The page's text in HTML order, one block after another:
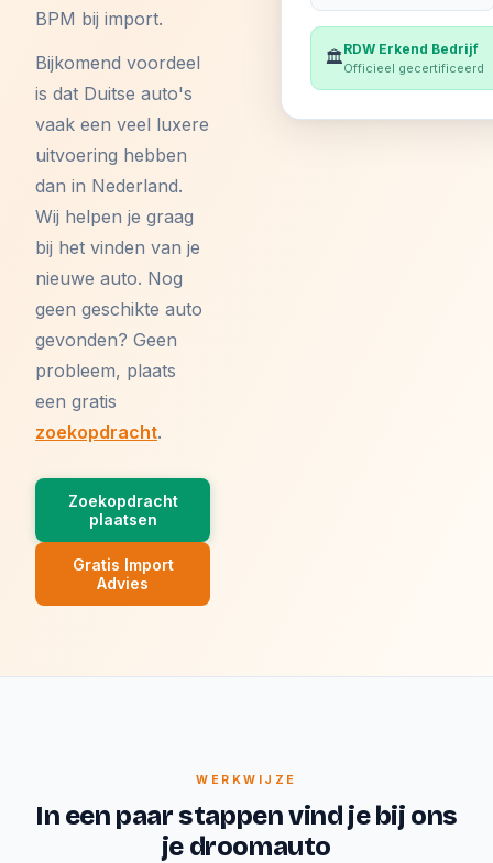
BPM bij import.
Bijkomend voordeel
is dat Duitse auto's
vaak een veel luxere
uitvoering hebben
dan in Nederland.
Wij helpen je graag
bij het vinden van je
nieuwe auto. Nog
geen geschikte auto
gevonden? Geen
probleem, plaats
een gratis
zoekopdracht.
Zoekopdracht
plaatsen
Gratis Import
Advies
🏛️RDW Erkend Bedrijf
Officieel gecertificeerd
WERKWIJZE
In een paar stappen vind je bij ons
je droomauto